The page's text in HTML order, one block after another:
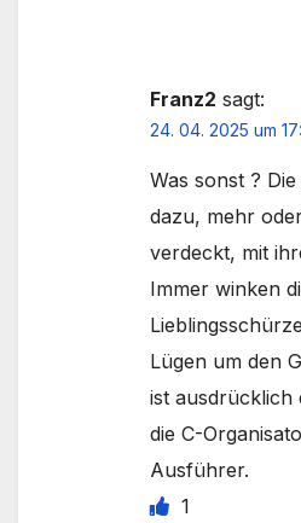
Franz2 sagt:
24. 04. 2025 um
Was sonst ?
dazu, mehr
verdeckt, mit
Immer winken
Lügen um den
ist ausdrücklich
die C-
Ausführer.
1